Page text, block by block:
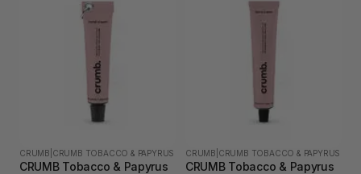
CRUMB CRUMB TOBACCO & PAPYRUS
CRUMB Tobacco & Papyrus
CRUMB CRUMB TOBACCO & PAPYRUS
CRUMB Tobacco & Papyrus